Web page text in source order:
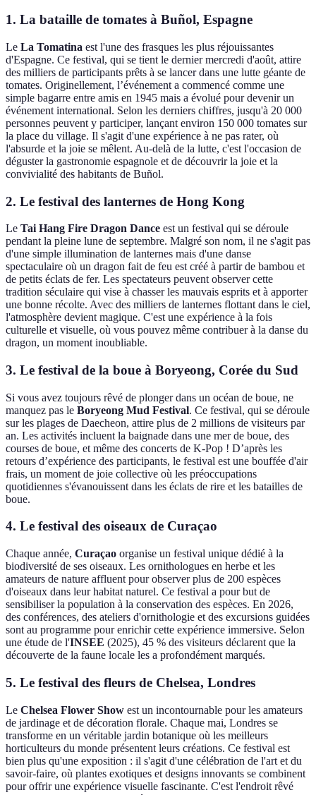
1. La bataille de tomates à Buñol, Espagne
Le La Tomatina est l'une des frasques les plus réjouissantes
d'Espagne. Ce festival, qui se tient le dernier mercredi d'août, attire
des milliers de participants prêts à se lancer dans une lutte géante de
tomates. Originellement, l’événement a commencé comme une
simple bagarre entre amis en 1945 mais a évolué pour devenir un
événement international. Selon les derniers chiffres, jusqu'à 20 000
personnes peuvent y participer, lançant environ 150 000 tomates sur
la place du village. Il s'agit d'une expérience à ne pas rater, où
l'absurde et la joie se mêlent. Au-delà de la lutte, c'est l'occasion de
déguster la gastronomie espagnole et de découvrir la joie et la
convivialité des habitants de Buñol.
2. Le festival des lanternes de Hong Kong
Le Tai Hang Fire Dragon Dance est un festival qui se déroule
pendant la pleine lune de septembre. Malgré son nom, il ne s'agit pas
d'une simple illumination de lanternes mais d'une danse
spectaculaire où un dragon fait de feu est créé à partir de bambou et
de petits éclats de fer. Les spectateurs peuvent observer cette
tradition séculaire qui vise à chasser les mauvais esprits et à apporter
une bonne récolte. Avec des milliers de lanternes flottant dans le ciel,
l'atmosphère devient magique. C'est une expérience à la fois
culturelle et visuelle, où vous pouvez même contribuer à la danse du
dragon, un moment inoubliable.
3. Le festival de la boue à Boryeong, Corée du Sud
Si vous avez toujours rêvé de plonger dans un océan de boue, ne
manquez pas le Boryeong Mud Festival. Ce festival, qui se déroule
sur les plages de Daecheon, attire plus de 2 millions de visiteurs par
an. Les activités incluent la baignade dans une mer de boue, des
courses de boue, et même des concerts de K-Pop ! D’après les
retours d’expérience des participants, le festival est une bouffée d'air
frais, un moment de joie collective où les préoccupations
quotidiennes s'évanouissent dans les éclats de rire et les batailles de
boue.
4. Le festival des oiseaux de Curaçao
Chaque année, Curaçao organise un festival unique dédié à la
biodiversité de ses oiseaux. Les ornithologues en herbe et les
amateurs de nature affluent pour observer plus de 200 espèces
d'oiseaux dans leur habitat naturel. Ce festival a pour but de
sensibiliser la population à la conservation des espèces. En 2026,
des conférences, des ateliers d'ornithologie et des excursions guidées
sont au programme pour enrichir cette expérience immersive. Selon
une étude de l'INSEE (2025), 45 % des visiteurs déclarent que la
découverte de la faune locale les a profondément marqués.
5. Le festival des fleurs de Chelsea, Londres
Le Chelsea Flower Show est un incontournable pour les amateurs
de jardinage et de décoration florale. Chaque mai, Londres se
transforme en un véritable jardin botanique où les meilleurs
horticulteurs du monde présentent leurs créations. Ce festival est
bien plus qu'une exposition : il s'agit d'une célébration de l'art et du
savoir-faire, où plantes exotiques et designs innovants se combinent
pour offrir une expérience visuelle fascinante. C'est l'endroit rêvé